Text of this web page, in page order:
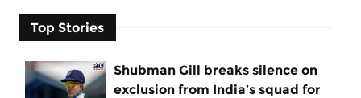
Top Stories
Shubman Gill breaks silence on
exclusion from India’s squad for